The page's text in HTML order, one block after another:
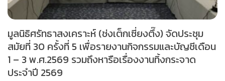
มูลนิธิศรัทธาสงเคราะห์ (ช่งเต็กเซี่ยงตึ๊ง) จัดประชุม
สมัยที่ 30 ครั้งที่ 5 เพื่อรายงานกิจกรรมและบัญชีเดือน
1 – 3 พ.ศ.2569 รวมถึงหารือเรื่องงานทิ้งกระจาด
ประจำปี 2569